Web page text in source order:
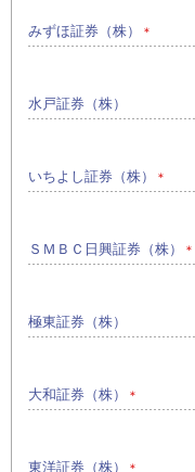
みずほ証券（株） ＊
水戸証券（株）
いちよし証券（株） ＊
ＳＭＢＣ日興証券（株） ＊
極東証券（株）
大和証券（株） ＊
東洋証券（株） ＊